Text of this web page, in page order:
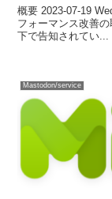
概要 2023-07-19
フォーマンス改善
下で告知されてい...
Mastodon/service